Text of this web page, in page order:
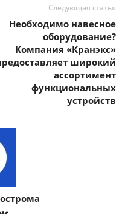
Следующая статья
Необходимо навесное
оборудование?
Компания «Кранэкс»
широкий
ассортимент
функциональных
устройств